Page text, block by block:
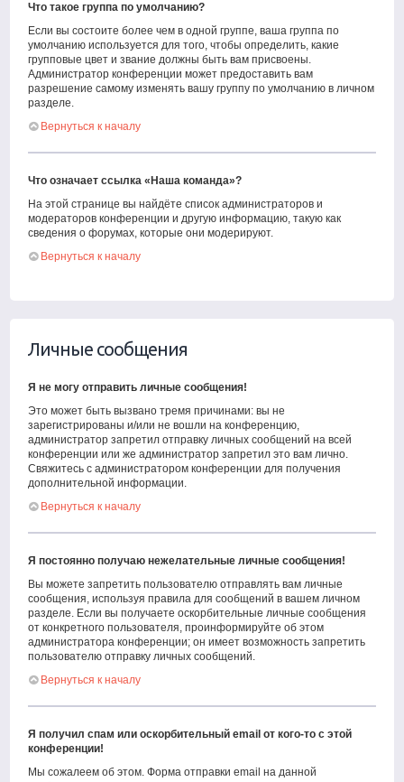
Что такое группа по умолчанию?
Если вы состоите более чем в одной группе, ваша группа по
умолчанию используется для того, чтобы определить, какие
групповые цвет и звание должны быть вам присвоены.
Администратор конференции может предоставить вам
разрешение самому изменять вашу группу по умолчанию в личном
разделе.
Вернуться к началу
Что означает ссылка «Наша команда»?
На этой странице вы найдёте список администраторов и
модераторов конференции и другую информацию, такую как
сведения о форумах, которые они модерируют.
Вернуться к началу
Личные сообщения
Я не могу отправить личные сообщения!
Это может быть вызвано тремя причинами: вы не
зарегистрированы и/или не вошли на конференцию,
администратор запретил отправку личных сообщений на всей
конференции или же администратор запретил это вам лично.
Свяжитесь с администратором конференции для получения
дополнительной информации.
Вернуться к началу
Я постоянно получаю нежелательные личные сообщения!
Вы можете запретить пользователю отправлять вам личные
сообщения, используя правила для сообщений в вашем личном
разделе. Если вы получаете оскорбительные личные сообщения
от конкретного пользователя, проинформируйте об этом
администратора конференции; он имеет возможность запретить
пользователю отправку личных сообщений.
Вернуться к началу
Я получил спам или оскорбительный email от кого-то с этой
конференции!
Мы сожалеем об этом. Форма отправки email на данной